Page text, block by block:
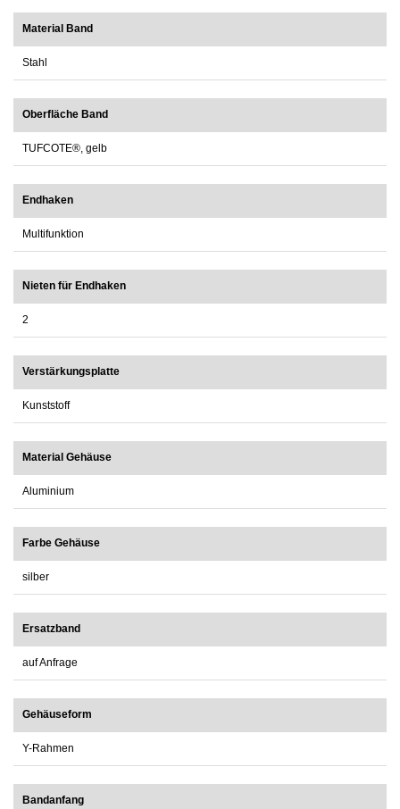
Material Band
Stahl
Oberfläche Band
TUFCOTE®, gelb
Endhaken
Multifunktion
Nieten für Endhaken
2
Verstärkungsplatte
Kunststoff
Material Gehäuse
Aluminium
Farbe Gehäuse
silber
Ersatzband
auf Anfrage
Gehäuseform
Y-Rahmen
Bandanfang